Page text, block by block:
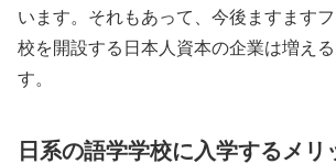
います。それもあって、今後ますます
校を開設する日本人資本の企業は増え
す。
日系の語学学校に入学するメリ